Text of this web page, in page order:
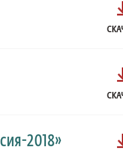
2018»